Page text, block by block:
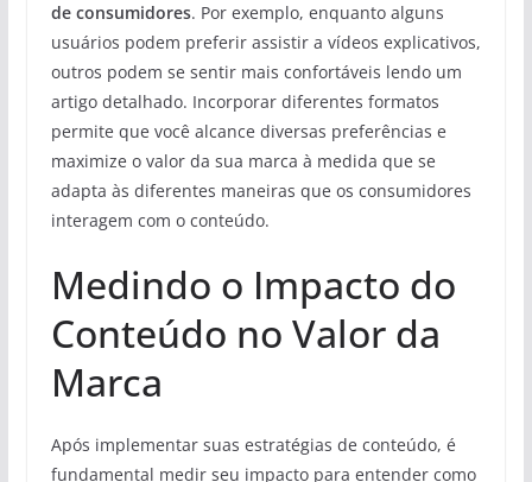
de consumidores. Por exemplo, enquanto alguns
usuários podem preferir assistir a vídeos explicativos,
outros podem se sentir mais confortáveis lendo um
artigo detalhado. Incorporar diferentes formatos
permite que você alcance diversas preferências e
maximize o valor da sua marca à medida que se
adapta às diferentes maneiras que os consumidores
interagem com o conteúdo.
Medindo o Impacto do
Conteúdo no Valor da
Marca
Após implementar suas estratégias de conteúdo, é
fundamental medir seu impacto para entender como